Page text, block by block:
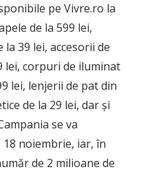
pe Vivre.ro la
de la 599 lei,
39 lei, accesorii de
lei, corpuri de iluminat
lei, lenjerii de pat din
de la 29 lei, dar și
se va
noiembrie, iar, în
de 2 milioane de